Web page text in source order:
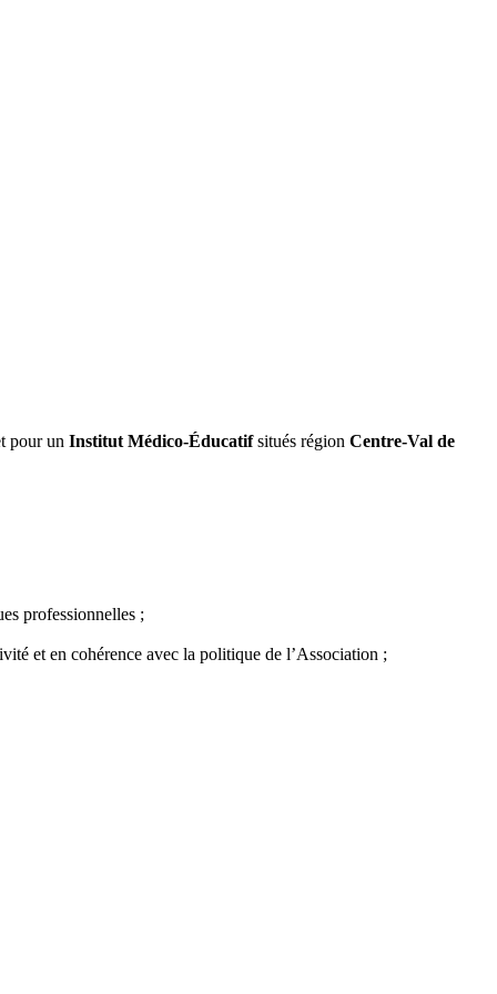
pour un Institut Médico-Éducatifsitués région Centre-Val de
professionnelles ;
et en cohérence avec la politique de l’Association ;